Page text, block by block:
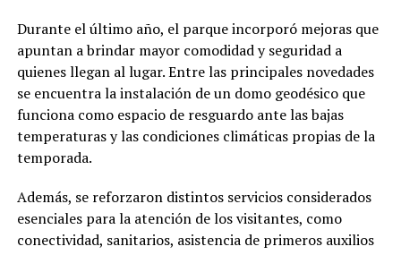
Durante el último año, el parque incorporó mejoras que
apuntan a brindar mayor comodidad y seguridad a
quienes llegan al lugar. Entre las principales novedades
se encuentra la instalación de un domo geodésico que
funciona como espacio de resguardo ante las bajas
temperaturas y las condiciones climáticas propias de la
temporada.
Además, se reforzaron distintos servicios considerados
esenciales para la atención de los visitantes, como
conectividad, sanitarios, asistencia de primeros auxilios